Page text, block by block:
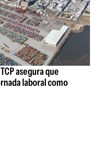
asegura que
laboral como